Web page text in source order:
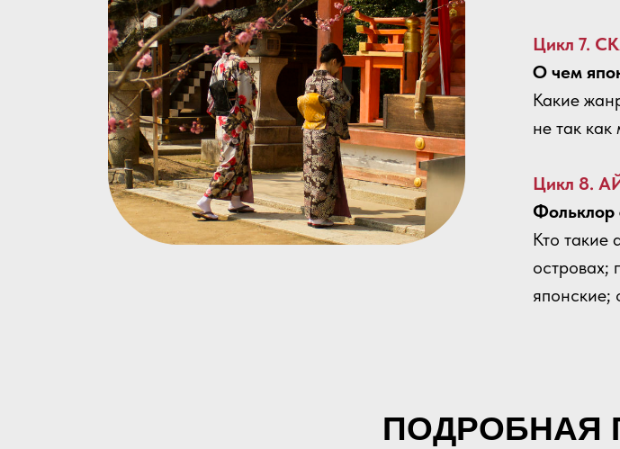
Цикл 7.
О чем
Какие
не так
Цикл 8.
Фольклор
Кто такие
островах;
японские;
ПОДРОБНАЯ